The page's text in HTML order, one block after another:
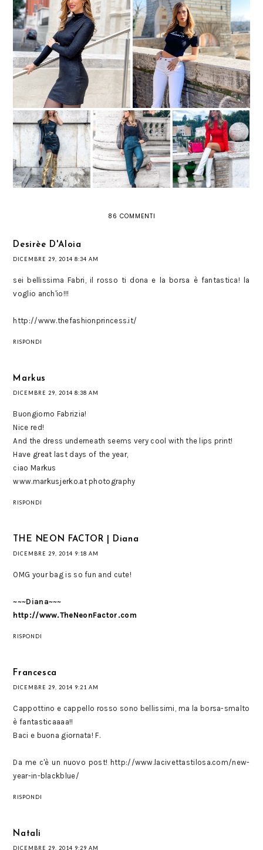
BLACK IS BLACK: IL RITORNO
DEL NERO
TRE TREND DA INDOSSARE
QUESTA STAGIONE
UN LOOK STRONG
CON VESTITO DI
PELLE E STIVALI
ORO
PANTALONI: DUE
MODELLI DA NON
PERDERE
QUEST'INVERNO
3 LOOK PER
AFFRONTARE
L'AUTUNNO CON
STILE GRAZIE A
LILY LULU
86 COMMENTI
Desirèe D'Aloia
DICEMBRE 29, 2014 8:34 AM
sei bellissima Fabri, il rosso ti dona e la borsa è fantastica! la
voglio anch'io!!!
http://www.thefashionprincess.it/
RISPONDI
Markus
DICEMBRE 29, 2014 8:38 AM
Buongiorno Fabrizia!
Nice red!
And the dress underneath seems very cool with the lips print!
Have great last days of the year,
ciao Markus
www.markusjerko.at photography
RISPONDI
THE NEON FACTOR | Diana
DICEMBRE 29, 2014 9:18 AM
OMG your bag is so fun and cute!
~~~Diana~~~
http://www.TheNeonFactor.com
RISPONDI
Francesca
DICEMBRE 29, 2014 9:21 AM
Cappottino e cappello rosso sono bellissimi, ma la borsa-smalto
è fantasticaaaa!!
Baci e buona giornata! F.
Da me c'è un nuovo post! http://www.lacivettastilosa.com/new-
year-in-blackblue/
RISPONDI
Natali
DICEMBRE 29, 2014 9:29 AM